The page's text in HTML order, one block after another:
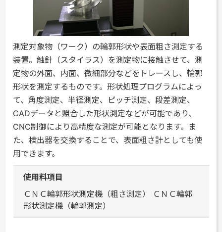
測定対象物（ワーク）の輪郭形状や表面粗さ測定する
装置。触針（スタイラス）を測定物に接触させて、測
定物の外面、内面、微細部分などをトレースし、輪郭
形状を測定するものです。形状処理プログラムによっ
て、角度測定、半径測定、ピッチ測定、段差測定、
CADデータと照合した形状測定などが可能であり、
CNC制御により高精度な測定が可能となります。ま
た、検出器を交換することで、表面粗さ計としても使
用できます。
使用料項目
ＣＮＣ輪郭形状測定機（粗さ測定） ＣＮＣ輪郭
形状測定機（輪郭測定）